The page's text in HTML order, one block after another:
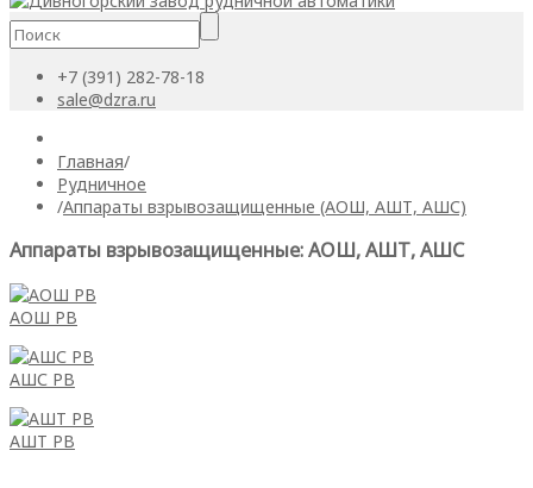
+7 (391) 282-78-18
sale@dzra.ru
Главная/
Рудничное
/Аппараты взрывозащищенные (АОШ, АШТ, АШС)
Аппараты взрывозащищенные: АОШ, АШТ, АШС
АОШ РВ
АШС РВ
АШТ РВ